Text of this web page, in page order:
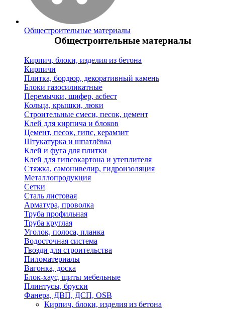
Общестроительные материалы
Общестроительные материалы
Кирпич, блоки, изделия из бетона
Кирпичи
Плитка, бордюр, декоративный камень
Блоки газосиликатные
Перемычки, шифер, асбест
Кольца, крышки, люки
Строительные смеси, песок, цемент
Клей для кирпича и блоков
Цемент, песок, гипс, керамзит
Штукатурка и шпатлёвка
Клей и фуга для плитки
Клей для гипсокартона и утеплителя
Стяжка, самонивелир, гидроизоляция
Металлопродукция
Сетки
Сталь листовая
Арматура, проволка
Труба профильная
Труба круглая
Уголок, полоса, планка
Водосточная система
Гвозди для строительства
Пиломатериалы
Вагонка, доска
Блок-хаус, щиты мебельные
Плинтусы, бруски
Фанера, ДВП, ДСП, OSB
Кирпич, блоки, изделия из бетона